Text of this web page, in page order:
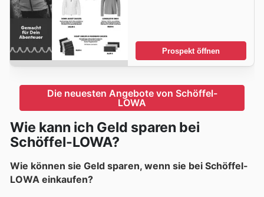
Prospekt öffnen
Die neuesten Angebote von Schöffel-
LOWA
Wie kann ich Geld sparen bei
Schöffel-LOWA?
Wie können sie Geld sparen, wenn sie bei Schöffel-
LOWA einkaufen?